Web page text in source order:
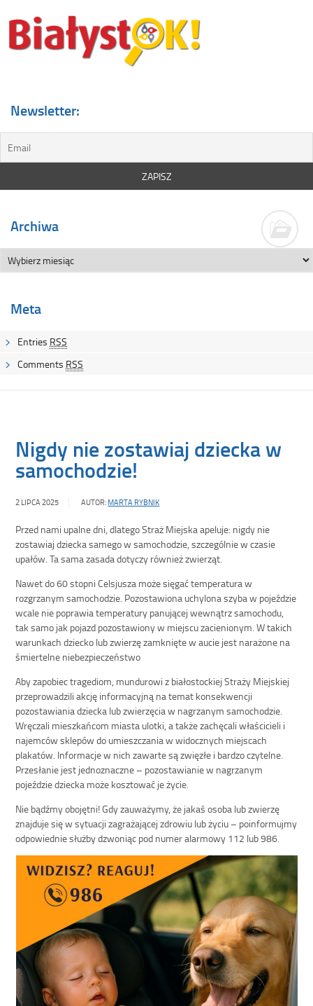
Newsletter:
Archiwa
Meta
Entries RSS
Comments RSS
Nigdy nie zostawiaj dziecka w
samochodzie!
2 LIPCA 2025 AUTOR: MARTA RYBNIK
Przed nami upalne dni, dlatego Straż Miejska apeluje: nigdy nie
zostawiaj dziecka samego w samochodzie, szczególnie w czasie
upałów. Ta sama zasada dotyczy również zwierząt.
Nawet do 60 stopni Celsjusza może sięgać temperatura w
rozgrzanym samochodzie. Pozostawiona uchylona szyba w pojeździe
wcale nie poprawia temperatury panującej wewnątrz samochodu,
tak samo jak pojazd pozostawiony w miejscu zacienionym. W takich
warunkach dziecko lub zwierzę zamknięte w aucie jest narażone na
śmiertelne niebezpieczeństwo
Aby zapobiec tragediom, mundurowi z białostockiej Straży Miejskiej
przeprowadzili akcję informacyjną na temat konsekwencji
pozostawiania dziecka lub zwierzęcia w nagrzanym samochodzie.
Wręczali mieszkańcom miasta ulotki, a także zachęcali właścicieli i
najemców sklepów do umieszczania w widocznych miejscach
plakatów. Informacje w nich zawarte są zwięzłe i bardzo czytelne.
Przesłanie jest jednoznaczne – pozostawianie w nagrzanym
pojeździe dziecka może kosztować je życie.
Nie bądźmy obojętni! Gdy zauważymy, że jakaś osoba lub zwierzę
znajduje się w sytuacji zagrażającej zdrowiu lub życiu – poinformujmy
odpowiednie służby dzwoniąc pod numer alarmowy 112 lub 986.